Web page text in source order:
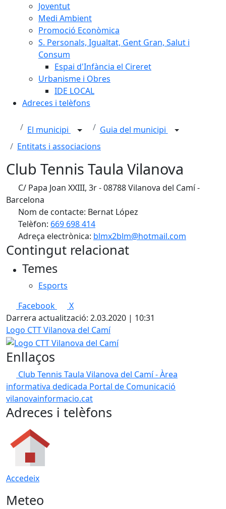
Joventut
Medi Ambient
Promoció Econòmica
S. Personals, Igualtat, Gent Gran, Salut i
Consum
Espai d'Infància el Cireret
Urbanisme i Obres
IDE LOCAL
Adreces i telèfons
El municipi
Guia del municipi
Entitats i associacions
Club Tennis Taula Vilanova
C/ Papa Joan XXIII, 3r - 08788 Vilanova del Camí -
Barcelona
Nom de contacte: Bernat López
Telèfon: 669 698 414
Adreça electrònica: blmx2blm@hotmail.com
Contingut relacionat
Temes
Esports
Facebook
X
Darrera actualització: 2.03.2020 | 10:31
Logo CTT Vilanova del Camí
Enllaços
Club Tennis Taula Vilanova del Camí - Àrea
informativa dedicada Portal de Comunicació
vilanovainformacio.cat
Adreces i telèfons
Accedeix
Meteo